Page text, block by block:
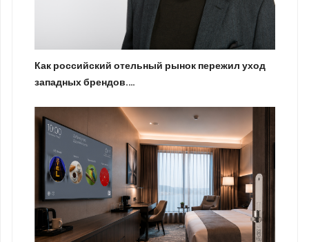
Как российский отельный рынок пережил уход
западных брендов.…